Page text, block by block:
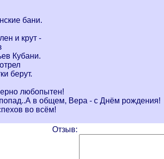
бани.
и крут -
Кубани.
берут.
любопытен!
в общем, Вера - с Днём рождения!
во всём!
Отзыв: